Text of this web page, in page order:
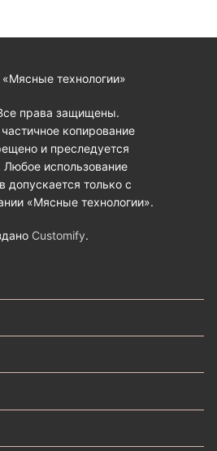
технологии»
права защищены.
копирование
и преследуется
Любое использование
допускается только с
«Мясные технологии».
Customify.